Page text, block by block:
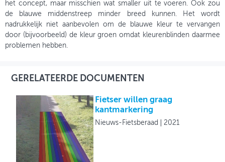
het concept, maar misschien wat smaller uit te voeren. Ook zou
de blauwe middenstreep minder breed kunnen. Het wordt
nadrukkelijk niet aanbevolen om de blauwe kleur te vervangen
door (bijvoorbeeld) de kleur groen omdat kleurenblinden daarmee
problemen hebben.
GERELATEERDE DOCUMENTEN
Fietser willen graag
kantmarkering
Nieuws-Fietsberaad 2021